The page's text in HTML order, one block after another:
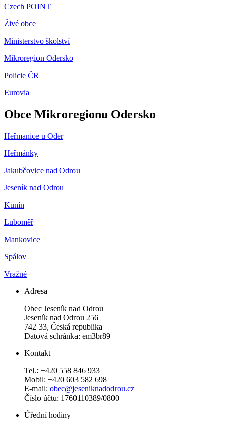
Czech POINT
Živé obce
Ministerstvo školství
Mikroregion Odersko
Policie ČR
Eurovia
Obce Mikroregionu Odersko
Heřmanice u Oder
Heřmánky
Jakubčovice nad Odrou
Jeseník nad Odrou
Kunín
Luboměř
Mankovice
Spálov
Vražné
Adresa
Obec Jeseník nad Odrou
Jeseník nad Odrou 256
742 33, Česká republika
Datová schránka: em3br89
Kontakt
Tel.: +420 558 846 933
Mobil: +420 603 582 698
E-mail: obec@jeseniknadodrou.cz
Číslo účtu: 1760110389/0800
Úřední hodiny